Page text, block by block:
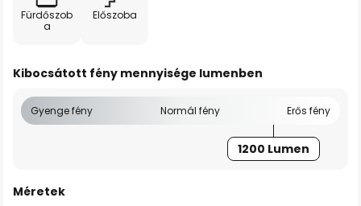
Fürdőszob
a
Előszoba
Kibocsátott fény mennyisége lumenben
Gyenge fény Normál fény Erős fény
1200 Lumen
Méretek